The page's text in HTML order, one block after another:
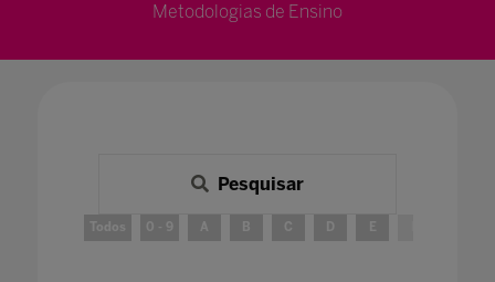
Metodologias de Ensino
Pesquisar
Todos 0 - 9 A B C E